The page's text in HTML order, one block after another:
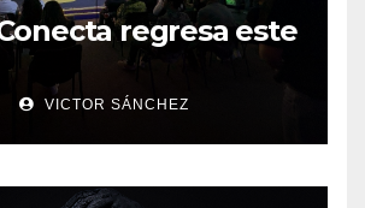
regresa este
VICTOR SÁNCHEZ